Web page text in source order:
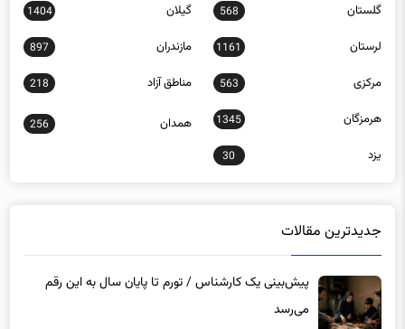
گلستان 568 گیلان 1404
لرستان 1161 مازندران 897
مرکزی 563 مناطق آزاد 218
هرمزگان 1345 همدان 256
یزد 30
جدیدترین مقالات
پیش‌بینی یک کارشناس / تورم تا پایان سال به این رقم
می‌رسد